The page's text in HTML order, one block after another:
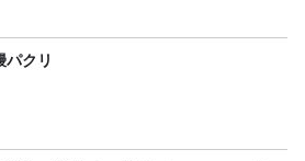
パクリ